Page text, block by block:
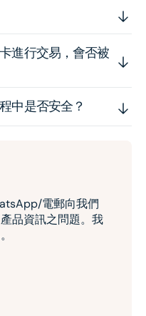
進行交易，會否被
中是否安全？
電郵向我們
品資訊之問題。我